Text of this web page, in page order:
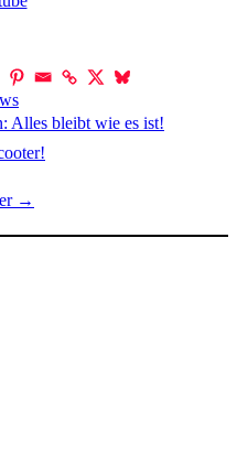
Alles bleibt wie es ist!
→